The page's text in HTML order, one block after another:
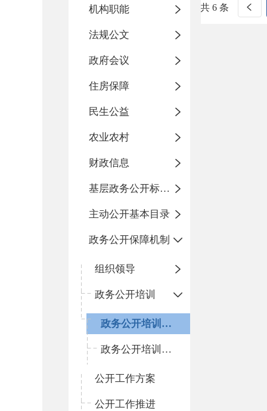
机构职能
法规公文
政府会议
住房保障
民生公益
农业农村
财政信息
基层政务公开标准化目录
主动公开基本目录
政务公开保障机制
组织领导
政务公开培训
政务公开培训计划
政务公开培训开展情况
公开工作方案
公开工作推进
共 6 条